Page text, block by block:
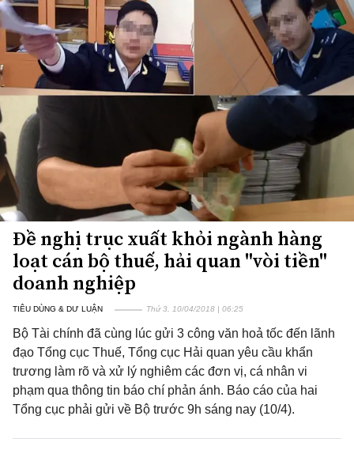
Đề nghị trục xuất khỏi ngành hàng
loạt cán bộ thuế, hải quan "vòi tiền"
doanh nghiệp
TIÊU DÙNG & DƯ LUẬN Thứ 3, 10/04/2018 | 06:25
Bộ Tài chính đã cùng lúc gửi 3 công văn hoả tốc đến lãnh
đạo Tổng cục Thuế, Tổng cục Hải quan yêu cầu khẩn
trương làm rõ và xử lý nghiêm các đơn vị, cá nhân vi
phạm qua thông tin báo chí phản ánh. Báo cáo của hai
Tổng cục phải gửi về Bộ trước 9h sáng nay (10/4).